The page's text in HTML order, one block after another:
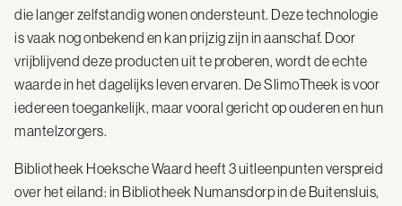
die langer zelfstandig wonen ondersteunt. Deze technologie
is vaak nog onbekend en kan prijzig zijn in aanschaf. Door
vrijblijvend deze producten uit te proberen, wordt de echte
waarde in het dagelijks leven ervaren. De SlimoTheek is voor
iedereen toegankelijk, maar vooral gericht op ouderen en hun
mantelzorgers.
Bibliotheek Hoeksche Waard heeft 3 uitleenpunten verspreid
over het eiland: in Bibliotheek Numansdorp in de Buitensluis,